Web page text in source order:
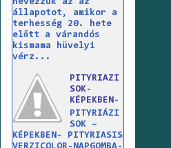
nevezzük az az
állapotot, amikor a
terhesség 20. hete
előtt a várandós
kismama hüvelyi
vérz...
PITYRIAZI
SOK-
KÉPEKBEN-
PITYRIÁZI
SOK –
KÉPEKBEN- PITYRIASIS